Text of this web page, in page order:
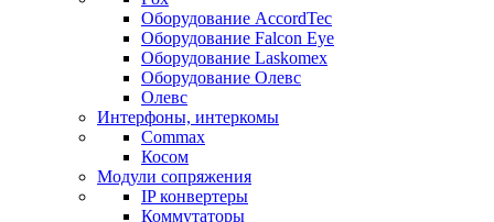
Оборудование AccordTec
Оборудование Falcon Eye
Оборудование Laskomex
Оборудование Олевс
Олевс
Интерфоны, интеркомы
Commax
Косом
Модули сопряжения
IP конвертеры
Коммутаторы